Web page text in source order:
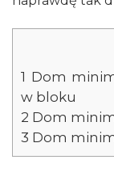
1 Dom
w bloku
2 Dom
3 Dom